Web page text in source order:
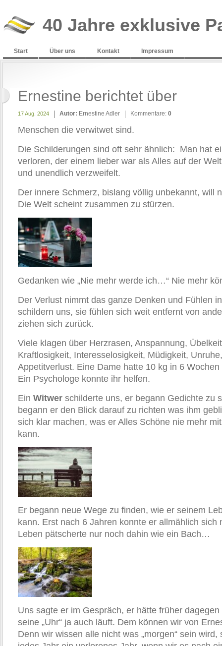
40 Jahre exklusive
Start Über uns Kontakt Impressum
Ernestine berichtet über
17 Aug. 2024 Autor: Ernestine Adler Kommentare: 0
Menschen die verwitwet sind.
Die Schilderungen sind oft sehr ähnlich: Man hat
verloren, der einem lieber war als Alles auf der
und unendlich verzweifelt.
Der innere Schmerz, bislang völlig unbekannt, will
Die Welt scheint zusammen zu stürzen.
Gedanken wie „Nie mehr werde ich…“ Nie mehr
Der Verlust nimmt das ganze Denken und Fühlen
schildern uns, sie fühlen sich weit entfernt von
ziehen sich zurück.
Viele klagen über Herzrasen, Anspannung,
Kraftlosigkeit, Interesselosigkeit, Müdigkeit,
Appetitverlust. Eine Dame hatte 10 kg in 6
Ein Psychologe konnte ihr helfen.
Ein Witwer schilderte uns, er begann Gedichte zu
begann er den Blick darauf zu richten was ihm
sich klar machen, was er Alles Schöne nie mehr
kann.
Er begann neue Wege zu finden, wie er seinem
kann. Erst nach 6 Jahren konnte er allmählich sich
Leben pätscherte nur noch dahin wie ein Bach…
Uns sagte er im Gespräch, er hätte früher
seine „Uhr“ ja auch läuft. Dem können wir von
Denn wir wissen alle nicht was „morgen“ sein